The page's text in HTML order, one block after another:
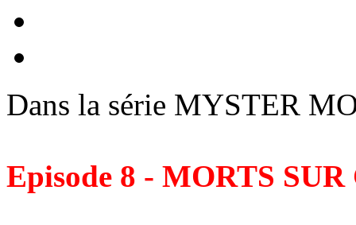
Dans la série MYSTER
Episode 8 - MORTS